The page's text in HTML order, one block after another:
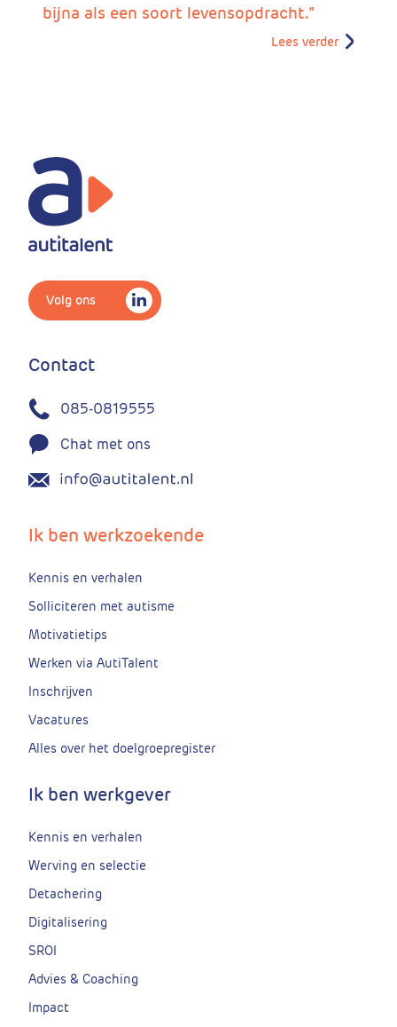
bijna als een soort levensopdracht.”
Lees verder
Volg ons
Contact
085-0819555
Chat met ons
Ik ben werkzoekende
Kennis en verhalen
Solliciteren met autisme
Motivatietips
Werken via AutiTalent
Inschrijven
Vacatures
Alles over het doelgroepregister
Ik ben werkgever
Kennis en verhalen
Werving en selectie
Detachering
Digitalisering
SROI
Advies & Coaching
Impact